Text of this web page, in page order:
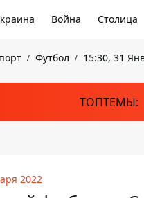
Война Столица
Футбол 15:30, 31
ТОПТЕМЫ:
2022